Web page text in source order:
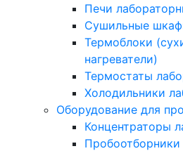
Печи
Сушильные
Термоблоки
нагреватели)
Термостаты
Холодильники
Оборудование для
Концентраторы
Пробоотборники